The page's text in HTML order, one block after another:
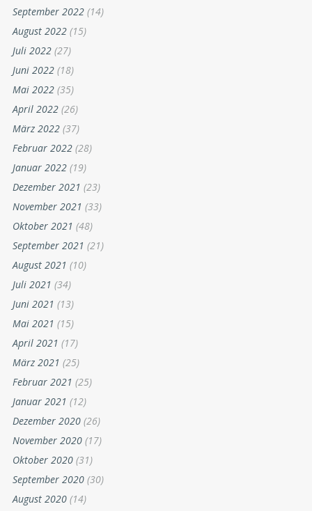
September 2022 (14)
August 2022 (15)
Juli 2022 (27)
Juni 2022 (18)
Mai 2022 (35)
April 2022 (26)
März 2022 (37)
Februar 2022 (28)
Januar 2022 (19)
Dezember 2021 (23)
November 2021 (33)
Oktober 2021 (48)
September 2021 (21)
August 2021 (10)
Juli 2021 (34)
Juni 2021 (13)
Mai 2021 (15)
April 2021 (17)
März 2021 (25)
Februar 2021 (25)
Januar 2021 (12)
Dezember 2020 (26)
November 2020 (17)
Oktober 2020 (31)
September 2020 (30)
August 2020 (14)